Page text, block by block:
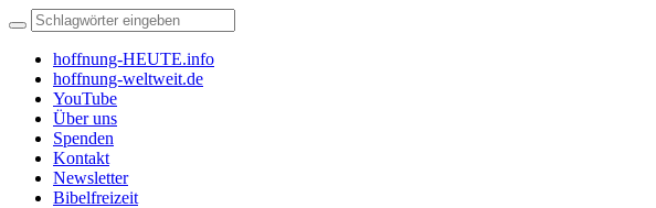
hoffnung-HEUTE.info
hoffnung-weltweit.de
YouTube
Über uns
Spenden
Kontakt
Newsletter
Bibelfreizeit